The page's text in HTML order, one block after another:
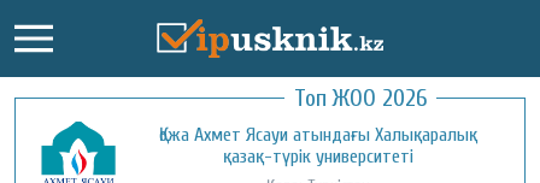
Топ ЖОО 2026
Қожа Ахмет Ясауи атындағы Халықаралық
қазақ-түрік университеті
Қызылорда ашық университеті
Қала: Қызылорда